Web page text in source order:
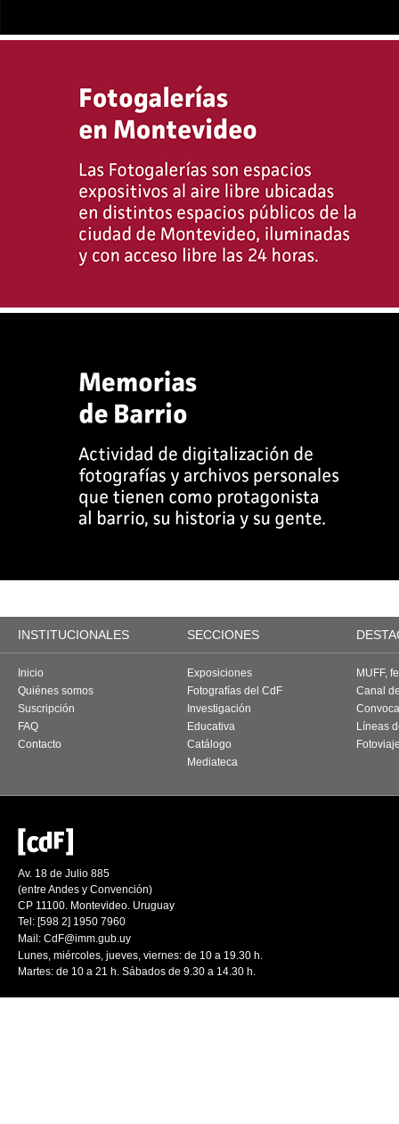
INSTITUCIONALES SECCIONES
Inicio
Quiénes somos
Suscripción
FAQ
Contacto
Exposiciones
Fotografías del CdF
Investigación
Educativa
Catálogo
Mediateca
MUFF,
Canal
Líneas
Av. 18 de Julio 885
(entre Andes y Convención)
CP 11100. Montevideo. Uruguay
Tel: [598 2] 1950 7960
Mail: CdF@imm.gub.uy
Lunes, miércoles, jueves, viernes: de 10 a 19.30 h.
Martes: de 10 a 21 h. Sábados de 9.30 a 14.30 h.